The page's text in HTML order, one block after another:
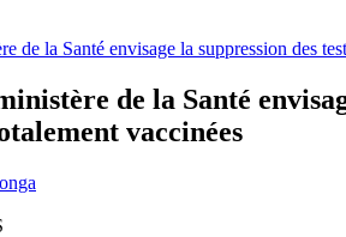
de la Santé
vaccinées